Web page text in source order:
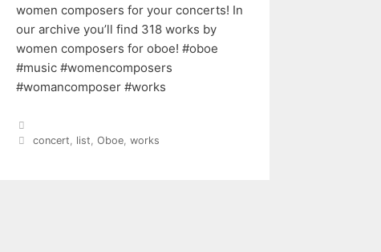
women composers for your concerts! In
our archive you’ll find 318 works by
women composers for oboe! #oboe
#music #womencomposers
#womancomposer #works
Tags
concert list Oboe, works